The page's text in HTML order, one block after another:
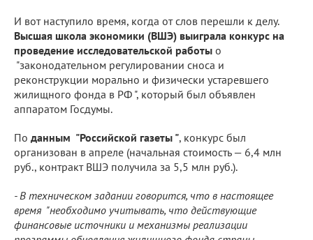
И вот наступило время, когда от слов перешли к делу.
Высшая школа экономики (ВШЭ) выиграла конкурс на
проведение исследовательской работы о
"законодательном регулировании сноса и
реконструкции морально и физически устаревшего
жилищного фонда в РФ ", который был объявлен
аппаратом Госдумы.
По данным "Российской газеты ", конкурс был
организован в апреле (начальная стоимость — 6,4 млн
руб., контракт ВШЭ получила за 5,5 млн руб.).
- В техническом задании говорится, что в настоящее
время "необходимо учитывать, что действующие
финансовые источники и механизмы реализации